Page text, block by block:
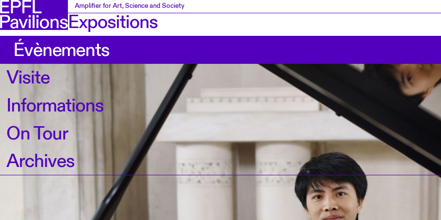
Amplifier for Art, Science and Society
Expositions
Évènements
Visite
Informations
On Tour
Archives